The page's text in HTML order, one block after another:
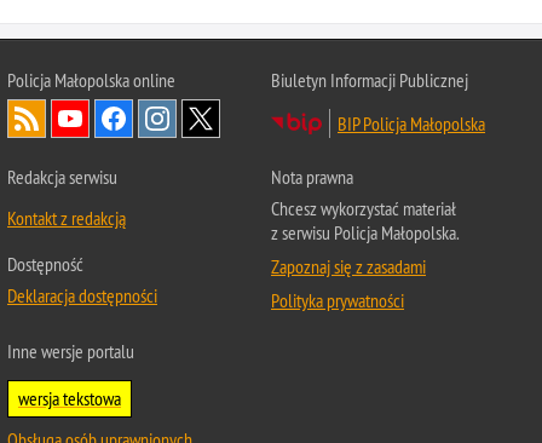
Policja Małopolska online
Biuletyn Informacji Publicznej
BIP Policja Małopolska
Redakcja serwisu
Kontakt z redakcją
Dostępność
Deklaracja dostępności
Nota prawna
Chcesz wykorzystać materiał
z serwisu Policja Małopolska.
Zapoznaj się z zasadami
Polityka prywatności
Inne wersje portalu
wersja tekstowa